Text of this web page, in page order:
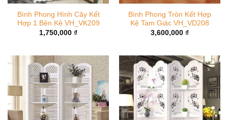
Bình Phong Hình Cây Kết
Hợp 1 Bên Kệ VH_VK209
1,750,000 ₫
Bình Phong Tròn Kết Hợp
Kệ Tam Giác VH_VD208
3,600,000 ₫